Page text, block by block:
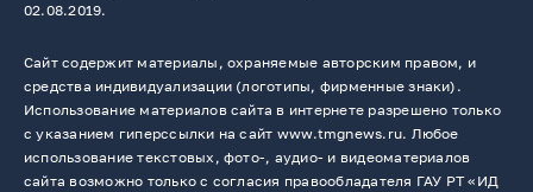
02.08.2019.
Сайт содержит материалы, охраняемые авторским правом, и
средства индивидуализации (логотипы, фирменные знаки).
Использование материалов сайта в интернете разрешено только
с указанием гиперссылки на сайт www.tmgnews.ru. Любое
использование текстовых, фото-, аудио- и видеоматериалов
сайта возможно только с согласия правообладателя ГАУ РТ «ИД